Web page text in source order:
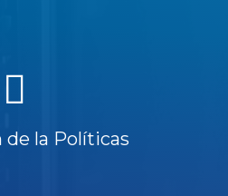
de la Políticas